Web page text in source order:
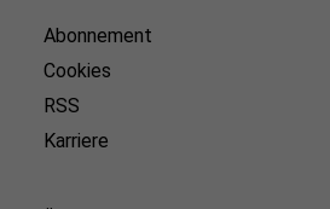
Abonnement
Cookies
RSS
Karriere